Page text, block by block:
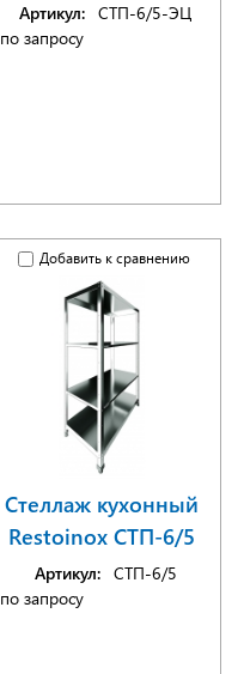
Артикул: СТП-6/5-ЭЦ
по запросу
Добавить к сравнению
Стеллаж кухонный
Restoinox СТП-6/5
Артикул: СТП-6/5
по запросу